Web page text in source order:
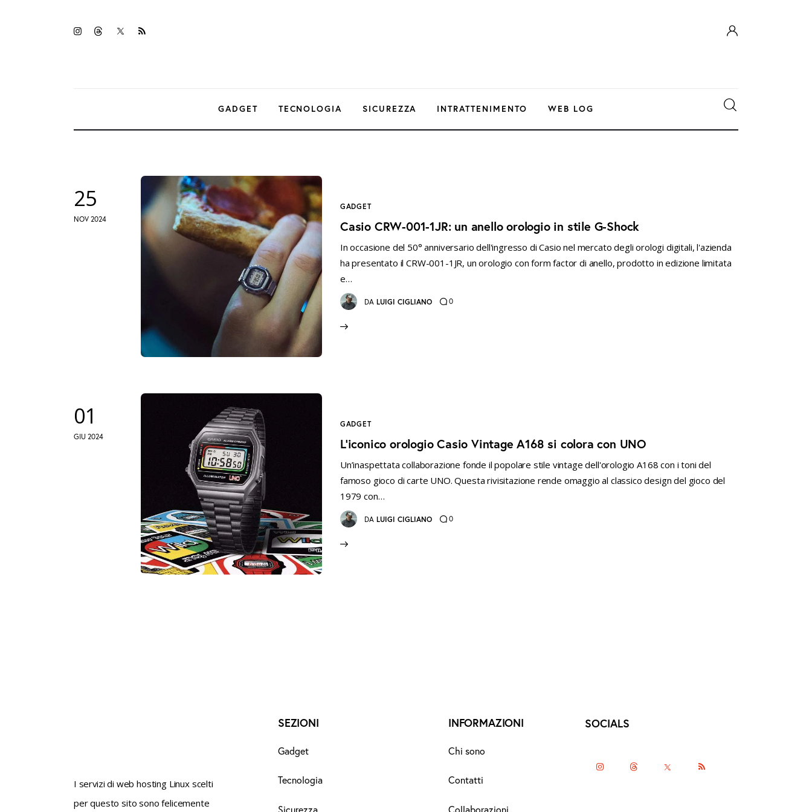
instagramm
threadstwitter-
rss
GADGET TECNOLOGIA SICUREZZA INTRATTENIMENTO WEB LOG
25
NOV 2024
GADGET
Casio CRW-001-1JR: un anello orologio in stile G-Shock
In occasione del 50° anniversario dell'ingresso di Casio nel mercato degli orologi digitali, l'azienda
ha presentato il CRW-001-1JR, un orologio con form factor di anello, prodotto in edizione limitata
e…
DA LUIGI CIGLIANO 0
01
GIU 2024
GADGET
L’iconico orologio Casio Vintage A168 si colora con UNO
Un’inaspettata collaborazione fonde il popolare stile vintage dell'orologio A168 con i toni del
famoso gioco di carte UNO. Questa rivisitazione rende omaggio al classico design del gioco del
1979 con…
DA LUIGI CIGLIANO 0
I servizi di web hosting Linux scelti
per questo sito sono felicemente
SEZIONI
Gadget
Tecnologia
Sicurezza
INFORMAZIONI
Chi sono
Contatti
Collaborazioni
SOCIALS
instagrammthreads twitter- rss